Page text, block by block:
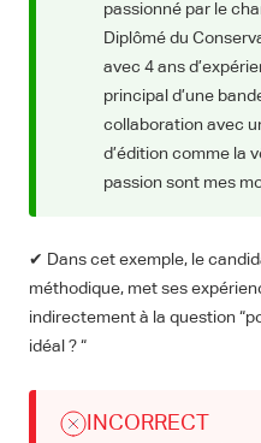
passionné par le
Diplômé du
avec 4 ans
principal d’une
collaboration avec
d’édition comme la
passion sont mes
✔ Dans cet exemple, le
méthodique, met ses
indirectement à la question
idéal ? “
INCORRECT